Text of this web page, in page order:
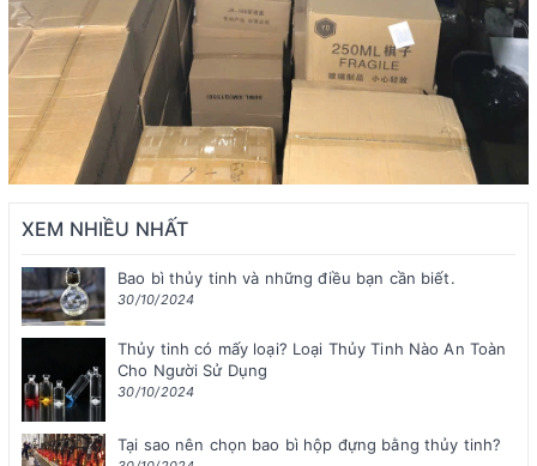
XEM NHIỀU NHẤT
Bao bì thủy tinh và những điều bạn cần biết.
30/10/2024
Thủy tinh có mấy loại? Loại Thủy Tinh Nào An Toàn
Cho Người Sử Dụng
30/10/2024
Tại sao nên chọn bao bì hộp đựng bằng thủy tinh?